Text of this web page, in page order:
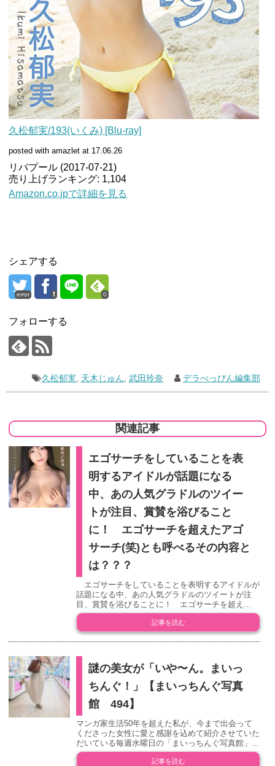
久松郁実/193(いくみ) [Blu-ray]
posted with amazlet at 17.06.26
リバプール (2017-07-21)
売り上げランキング: 1,104
Amazon.co.jpで詳細を見る
シェアする
error 0
フォローする
久松郁実 天木じゅん ,武田玲奈 デラべっぴん編集部
関連記事
エゴサーチをしていることを表
明するアイドルが話題になる
中、あの人気グラドルのツイー
トが注目、賞賛を浴びること
に！ エゴサーチを超えたアゴ
サーチ(笑)とも呼べるその内容と
は？？？
エゴサーチをしていることを表明するアイドルが
話題になる中、あの人気グラドルのツイートが注
目、賞賛を浴びることに！ エゴサーチを超え...
記事を読む
謎の美女が「いや〜ん。まいっ
ちんぐ！」【まいっちんぐ写真
館 494】
マンガ家生活50年を超えた私が、今まで出会って
くださった女性に愛と感謝を込めて紹介させていた
だいている毎週水曜日の「まいっちんぐ写真館」...
記事を読む